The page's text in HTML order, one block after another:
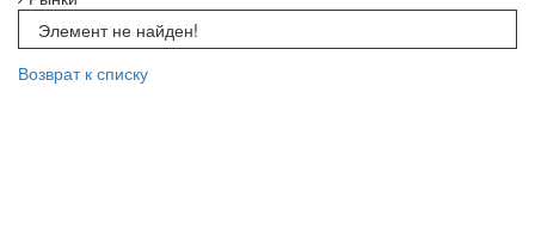
Элемент не найден!
Возврат к списку